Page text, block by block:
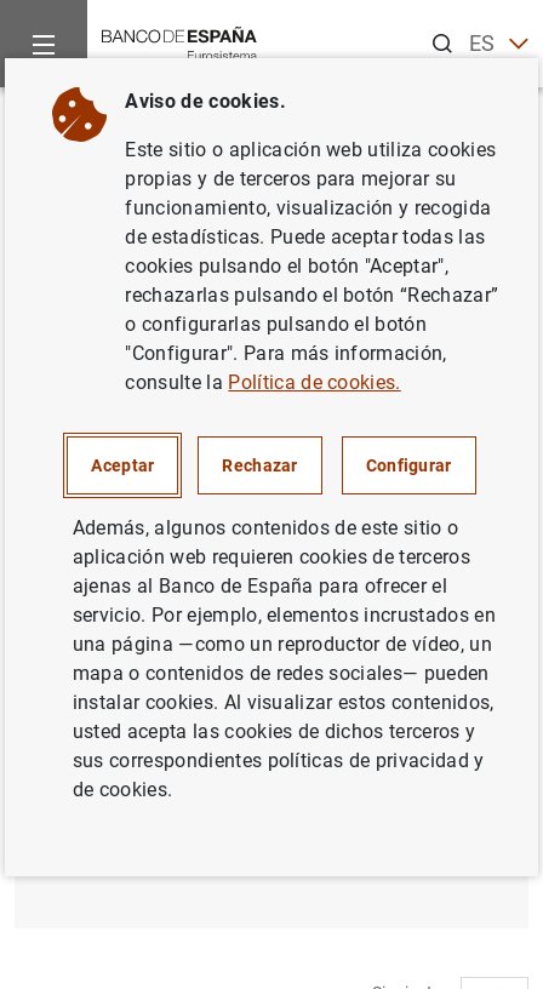
ESEN
Inicio Noticias y eventos
Volver
Resultados de la encuesta del
BCE se septiembre de 2013
sobre las condiciones de
crédito en los mercados de
financiación de valores y de
derivados OTC denominados en
euros
14/10/2013
ESPAÑA
SITUACIÓN ECONÓMICA
Resultados de la encuesta del BCE se
septiembre de 2013 sobre las condiciones
Aviso de cookies.
Este sitio o aplicación web utiliza cookies
propias y de terceros para mejorar su
funcionamiento, visualización y recogida
de estadísticas. Puede aceptar todas las
cookies pulsando el botón "Aceptar",
rechazarlas pulsando el botón “Rechazar”
o configurarlas pulsando el botón
"Configurar". Para más información,
consulte la Política de cookies.
Aceptar Rechazar Configurar
Además, algunos contenidos de este sitio o
aplicación web requieren cookies de terceros
ajenas al Banco de España para ofrecer el
servicio. Por ejemplo, elementos incrustados en
una página —como un reproductor de vídeo, un
mapa o contenidos de redes sociales— pueden
instalar cookies. Al visualizar estos contenidos,
usted acepta las cookies de dichos terceros y
sus correspondientes políticas de privacidad y
de cookies.